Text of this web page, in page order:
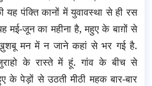
यह पंक्ति कानों में युवावस्था से ही रस
मई-जून का महीना है, महुए के बाग़ों से
मन में न जाने कहां से भर गई है.
के रास्ते में हूं. गांव के बीच से
के पेड़ों से उठती मीठी महक बार-बार